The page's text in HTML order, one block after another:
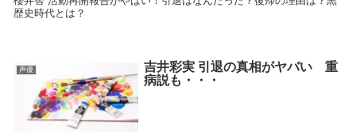
歴史時代とは？
声優
吉井彩実 引退の真相がヤバい 重
病説も・・・